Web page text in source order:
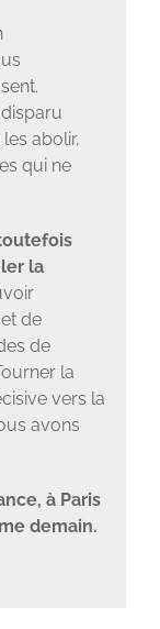
disparu
abolir,
qui ne
la
de
de
la
vers la
avons
à Paris
demain.